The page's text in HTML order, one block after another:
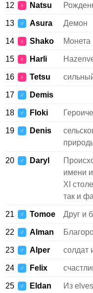
12 ♀ Natsu
13 ♂ Asura Демон
14 ♀ Shako Монета
15 ♀ Harli
16 ♀ Tetsu
17 ♂ Demis
18 ♂ Floki
19 ♂ Denis
20 ♂ Daryl
имени
XI
так и
21 ♂ Tomoe Друг и
22 ♂ Alman
23 ♂ Alper солдат
24 ♂ Felix
25 ♂ Eldan Из